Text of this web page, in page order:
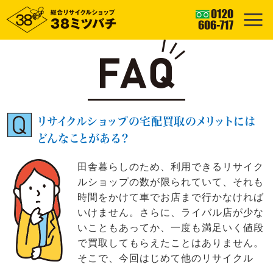
リサイクルショップの宅配買取のメリットには
どんなことがある？
田舎暮らしのため、利用できるリサイク
ルショップの数が限られていて、それも
時間をかけて車でお店まで行かなければ
いけません。さらに、ライバル店が少な
いこともあってか、一度も満足いく値段
で買取してもらえたことはありません。
そこで、今回はじめて他のリサイクル